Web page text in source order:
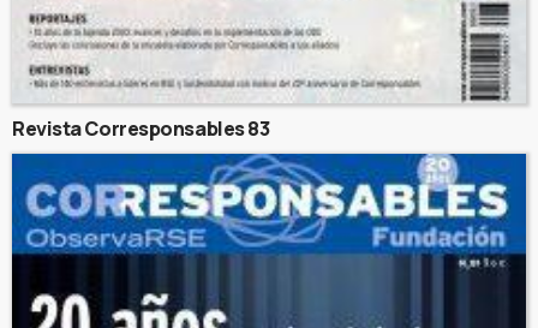
Revista Corresponsables 83